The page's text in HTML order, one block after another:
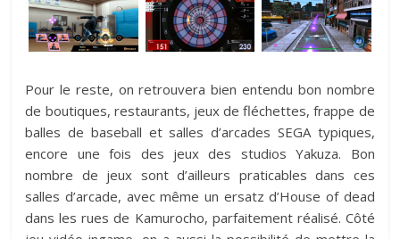
Pour le reste, on retrouvera bien entendu bon nombre
de boutiques, restaurants, jeux de fléchettes, frappe de
balles de baseball et salles d’arcades SEGA typiques,
encore une fois des jeux des studios Yakuza. Bon
nombre de jeux sont d’ailleurs praticables dans ces
salles d’arcade, avec même un ersatz d’House of dead
dans les rues de Kamurocho, parfaitement réalisé. Côté